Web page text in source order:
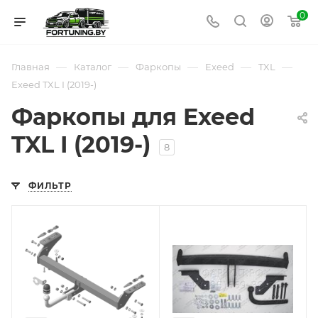
0
Главная — Каталог — Фаркопы — Exeed — TXL —
Exeed TXL I (2019-)
Фаркопы для Exeed
TXL I (2019-)
8
ФИЛЬТР